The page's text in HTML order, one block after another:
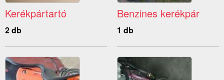
Kerékpártartó
2 db
Benzines kerékpár
1 db